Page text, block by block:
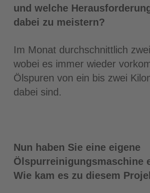
und welche
dabei zu meistern?
Im Monat durchschnittlich
wobei es immer wieder
Ölspuren von ein bis zwei
dabei sind.
Nun haben Sie eine eigene
Ölspurreinigungsmaschine
Wie kam es zu diesem